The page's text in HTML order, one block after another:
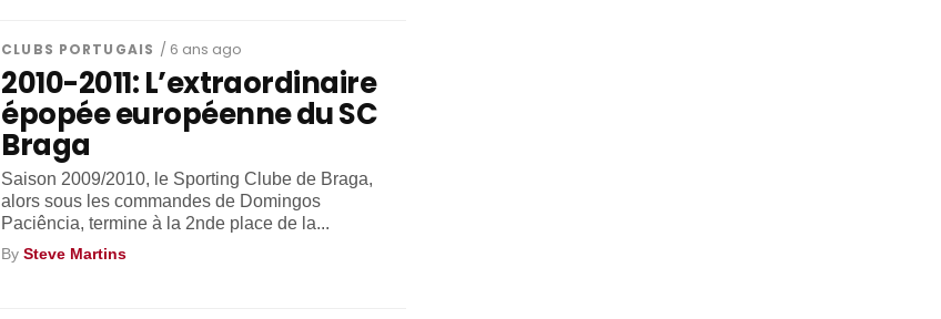
CLUBS PORTUGAIS / 6 ans ago
2010-2011: L’extraordinaire
épopée européenne du SC
Braga
Saison 2009/2010, le Sporting Clube de Braga,
alors sous les commandes de Domingos
Paciência, termine à la 2nde place de la...
BySteve Martins